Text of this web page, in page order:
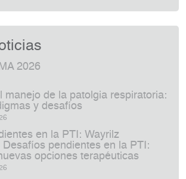
2026
manejo de la patolgia respiratoria:
y desafíos
en la PTI: Wayrilz
Desafíos pendientes en la PTI:
opciones terapéuticas